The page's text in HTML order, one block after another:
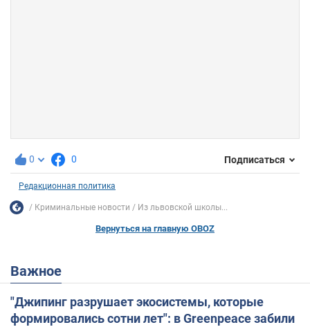
0 0 Подписаться
Редакционная политика
Криминальные новости Из львовской школы...
Вернуться на главную OBOZ
Важное
"Джипинг разрушает экосистемы, которые
формировались сотни лет": в Greenpeace забили